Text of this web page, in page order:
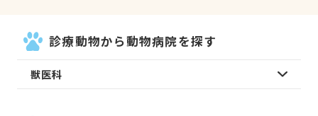
診療動物から動物病院を探す
獣医科